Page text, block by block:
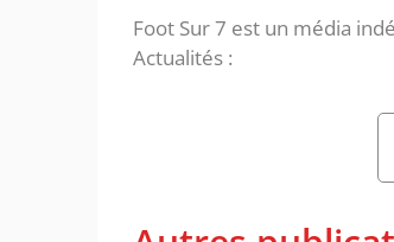
Foot Sur 7 est un média
Actualités :